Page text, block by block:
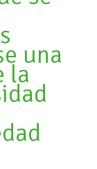
una
la